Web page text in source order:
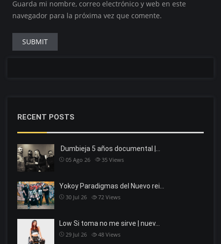
Guarda mi nombre, correo electrónico y web en este
navegador para la próxima vez que comente.
RECENT POSTS
Dumbieja 5 años documental |…
05 Ago 26 35 Views
Yokoy Paradigmas del Nuevo rei…
30 Jul 26 72 Views
Low Si toma no me sirve | nuev…
29 Jul 26 48 Views